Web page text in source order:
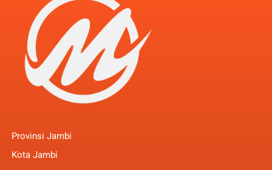
Provinsi Jambi
Kota Jambi